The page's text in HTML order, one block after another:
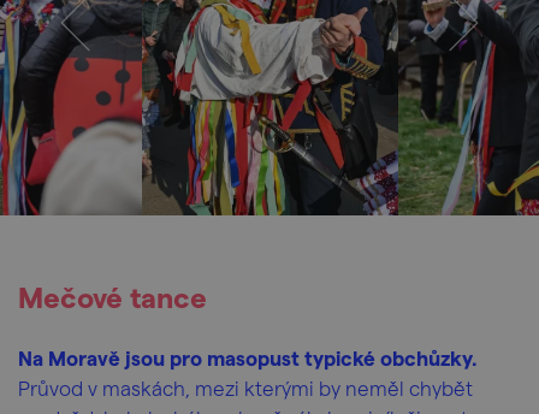
Mečové tance
Na Moravě jsou pro masopust typické obchůzky.
Průvod v maskách, mezi kterými by neměl chybět